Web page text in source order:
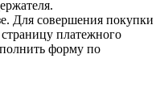
Для совершения покупки
платежного
форму по